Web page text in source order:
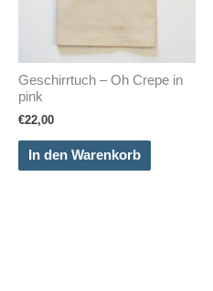
Geschirrtuch – Oh Crepe in
pink
€22,00
In den Warenkorb